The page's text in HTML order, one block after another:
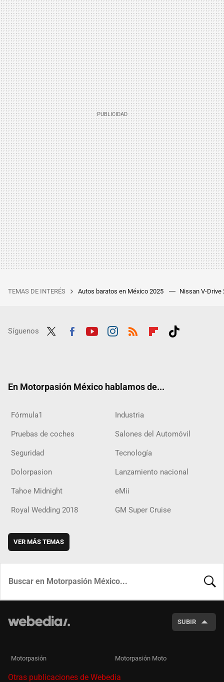
TEMAS DE INTERÉS Autos baratos en México 2025 Nissan V-Drive
Síguenos
En Motorpasión México hablamos de...
Fórmula1 Industria
Pruebas de coches Salones del Automóvil
Seguridad Tecnología
Dolorpasion Lanzamiento nacional
Tahoe Midnight eMii
Royal Wedding 2018 GM Super Cruise
VER MÁS TEMAS
SUBIR
Motorpasión Motorpasión Moto
Otras publicaciones de Webedia